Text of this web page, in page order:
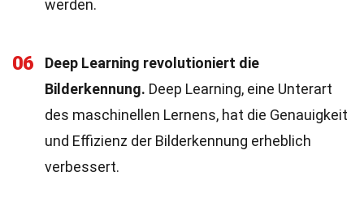
werden.
06
Deep Learning revolutioniert die
Bilderkennung. Deep Learning, eine Unterart
des maschinellen Lernens, hat die Genauigkeit
und Effizienz der Bilderkennung erheblich
verbessert.